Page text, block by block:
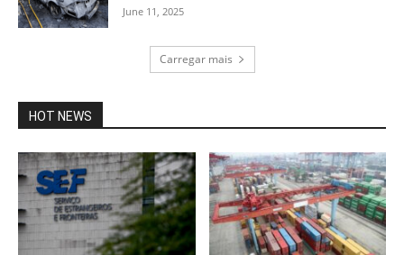
June 11, 2025
Carregar mais
HOT NEWS